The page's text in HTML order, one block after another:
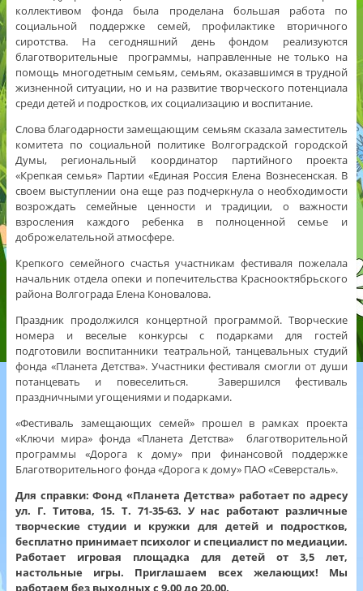
коллективом фонда была проделана большая работа по
социальной поддержке семей, профилактике вторичного
сиротства. На сегодняшний день фондом реализуются
благотворительные программы, направленные не только на
помощь многодетным семьям, семьям, оказавшимся в трудной
жизненной ситуации, но и на развитие творческого потенциала
среди детей и подростков, их социализацию и воспитание.
Слова благодарности замещающим семьям сказала заместитель
комитета по социальной политике Волгоградской городской
Думы, региональный координатор партийного проекта
«Крепкая семья» Партии «Единая Россия Елена Вознесенская. В
своем выступлении она еще раз подчеркнула о необходимости
возрождать семейные ценности и традиции, о важности
взросления каждого ребенка в полноценной семье и
доброжелательной атмосфере.
Крепкого семейного счастья участникам фестиваля пожелала
начальник отдела опеки и попечительства Краснооктябрьского
района Волгограда Елена Коновалова.
Праздник продолжился концертной программой. Творческие
номера и веселые конкурсы с подарками для гостей
подготовили воспитанники театральной, танцевальных студий
фонда «Планета Детства». Участники фестиваля смогли от души
потанцевать и повеселиться. Завершился фестиваль
праздничными угощениями и подарками.
«Фестиваль замещающих семей» прошел в рамках проекта
«Ключи мира» фонда «Планета Детства» благотворительной
программы «Дорога к дому» при финансовой поддержке
Благотворительного фонда «Дорога к дому» ПАО «Северсталь».
Для справки: Фонд «Планета Детства» работает по адресу
ул. Г. Титова, 15. Т. 71-35-63. У нас работают различные
творческие студии и кружки для детей и подростков,
бесплатно принимает психолог и специалист по медиации.
Работает игровая площадка для детей от 3,5 лет,
настольные игры. Приглашаем всех желающих! Мы
работаем без выходных с 9.00 до 20.00.